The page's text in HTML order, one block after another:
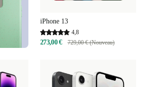
iPhone 13
4,8
273,00 € 729,00 € (Nouveau)